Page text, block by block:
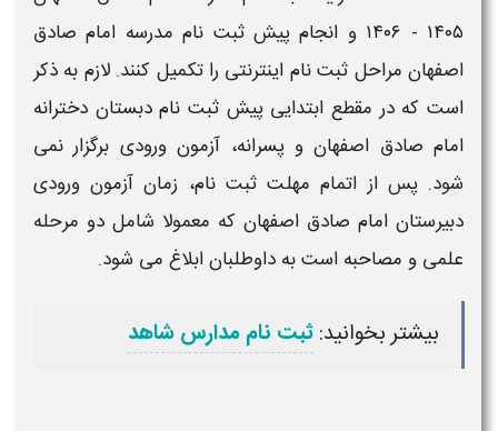
۱۴۰۵ - ۱۴۰۶
و انجام پیش ثبت نام مدرسه امام صادق
اصفهان مراحل ثبت نام اینترنتی را تکمیل کنند. لازم به ذکر
است که در مقطع ابتدایی پیش ثبت نام دبستان دخترانه
امام صادق اصفهانو پسرانه، آزمون ورودی برگزار نمی
شود. پس از اتمام مهلت ثبت نام، زمان آزمون ورودی
دبیرستان امام صادق اصفهان که معمولا شامل دو مرحله
علمی و مصاحبه است به داوطلبان ابلاغ می شود.
بیشتر بخوانید:ثبت نام مدارس شاهد